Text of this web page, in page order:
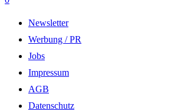
Newsletter
Werbung / PR
Jobs
Impressum
AGB
Datenschutz